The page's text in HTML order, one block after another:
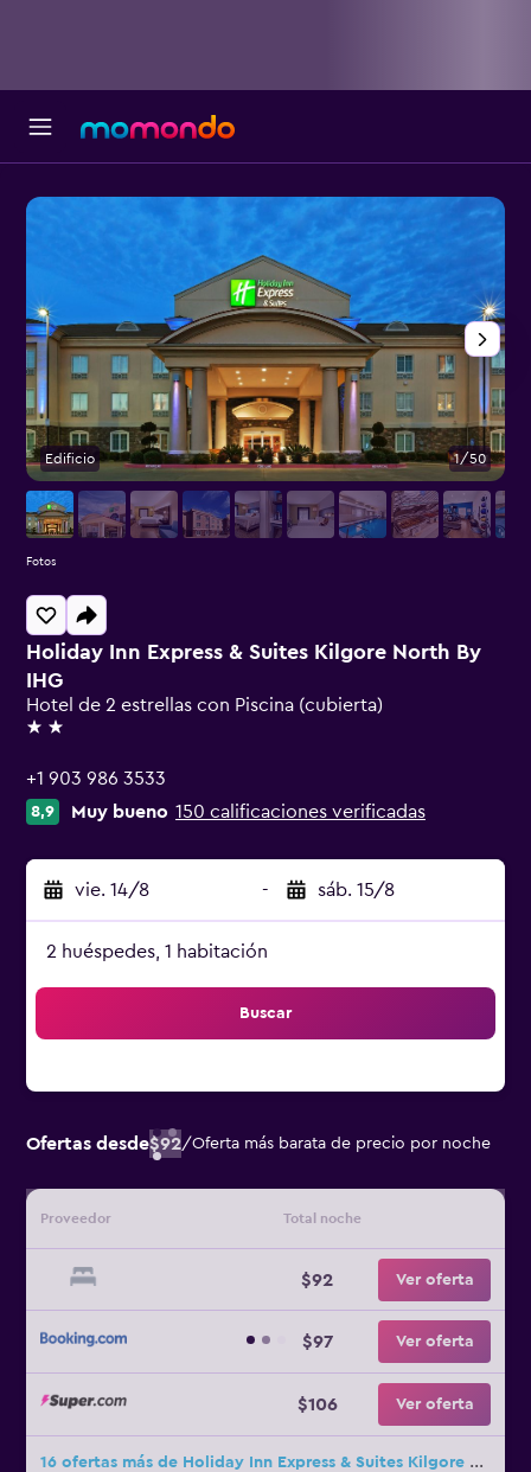
Holiday Inn Express & Suites Kilgore North By
IHG
Hotel de 2 estrellas con Piscina (cubierta)
2 estrellas
+1 903 986 3533
8,9 Muy bueno 150 calificaciones verificadas
vie. 14/8 - sáb. 15/8
2 huéspedes, 1 habitación
Buscar
Ofertas desde$92/Oferta más barata de precio por noche
Proveedor Total noche
$92 Ver oferta
$97 Ver oferta
$106 Ver oferta
16 ofertas más de Holiday Inn Express & Suites Kilgore North By IHG
Edificio 1/50
Fotos